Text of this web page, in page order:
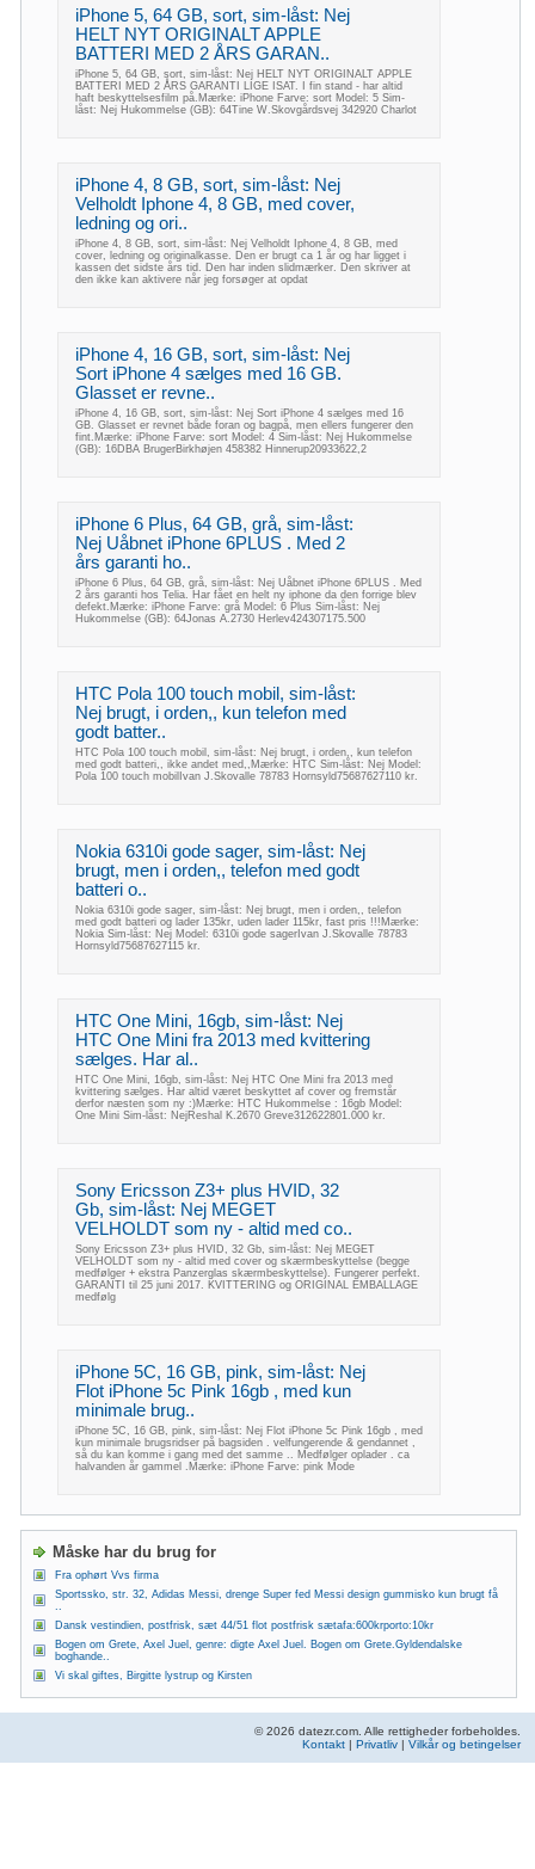
iPhone 5, 64 GB, sort, sim-låst: Nej
HELT NYT ORIGINALT APPLE
BATTERI MED 2 ÅRS GARAN..
iPhone 5, 64 GB, sort, sim-låst: Nej HELT NYT ORIGINALT APPLE
BATTERI MED 2 ÅRS GARANTI LIGE ISAT. I fin stand - har altid
haft beskyttelsesfilm på.Mærke: iPhone Farve: sort Model: 5 Sim-
låst: Nej Hukommelse (GB): 64Tine W.Skovgårdsvej 342920 Charlot
iPhone 4, 8 GB, sort, sim-låst: Nej
Velholdt Iphone 4, 8 GB, med cover,
ledning og ori..
iPhone 4, 8 GB, sort, sim-låst: Nej Velholdt Iphone 4, 8 GB, med
cover, ledning og originalkasse. Den er brugt ca 1 år og har ligget i
kassen det sidste års tid. Den har inden slidmærker. Den skriver at
den ikke kan aktivere når jeg forsøger at opdat
iPhone 4, 16 GB, sort, sim-låst: Nej
Sort iPhone 4 sælges med 16 GB.
Glasset er revne..
iPhone 4, 16 GB, sort, sim-låst: Nej Sort iPhone 4 sælges med 16
GB. Glasset er revnet både foran og bagpå, men ellers fungerer den
fint.Mærke: iPhone Farve: sort Model: 4 Sim-låst: Nej Hukommelse
(GB): 16DBA BrugerBirkhøjen 458382 Hinnerup20933622,2
iPhone 6 Plus, 64 GB, grå, sim-låst:
Nej Uåbnet iPhone 6PLUS . Med 2
års garanti ho..
iPhone 6 Plus, 64 GB, grå, sim-låst: Nej Uåbnet iPhone 6PLUS . Med
2 års garanti hos Telia. Har fået en helt ny iphone da den forrige blev
defekt.Mærke: iPhone Farve: grå Model: 6 Plus Sim-låst: Nej
Hukommelse (GB): 64Jonas A.2730 Herlev424307175.500
HTC Pola 100 touch mobil, sim-låst:
Nej brugt, i orden,, kun telefon med
godt batter..
HTC Pola 100 touch mobil, sim-låst: Nej brugt, i orden,, kun telefon
med godt batteri,, ikke andet med,,Mærke: HTC Sim-låst: Nej Model:
Pola 100 touch mobilIvan J.Skovalle 78783 Hornsyld75687627110 kr.
Nokia 6310i gode sager, sim-låst: Nej
brugt, men i orden,, telefon med godt
batteri o..
Nokia 6310i gode sager, sim-låst: Nej brugt, men i orden,, telefon
med godt batteri og lader 135kr, uden lader 115kr, fast pris !!!Mærke:
Nokia Sim-låst: Nej Model: 6310i gode sagerIvan J.Skovalle 78783
Hornsyld75687627115 kr.
HTC One Mini, 16gb, sim-låst: Nej
HTC One Mini fra 2013 med kvittering
sælges. Har al..
HTC One Mini, 16gb, sim-låst: Nej HTC One Mini fra 2013 med
kvittering sælges. Har altid været beskyttet af cover og fremstår
derfor næsten som ny :)Mærke: HTC Hukommelse : 16gb Model:
One Mini Sim-låst: NejReshal K.2670 Greve312622801.000 kr.
Sony Ericsson Z3+ plus HVID, 32
Gb, sim-låst: Nej MEGET
VELHOLDT som ny - altid med co..
Sony Ericsson Z3+ plus HVID, 32 Gb, sim-låst: Nej MEGET
VELHOLDT som ny - altid med cover og skærmbeskyttelse (begge
medfølger + ekstra Panzerglas skærmbeskyttelse). Fungerer perfekt.
GARANTI til 25 juni 2017. KVITTERING og ORIGINAL EMBALLAGE
medfølg
iPhone 5C, 16 GB, pink, sim-låst: Nej
Flot iPhone 5c Pink 16gb , med kun
minimale brug..
iPhone 5C, 16 GB, pink, sim-låst: Nej Flot iPhone 5c Pink 16gb , med
kun minimale brugsridser på bagsiden . velfungerende & gendannet ,
så du kan komme i gang med det samme .. Medfølger oplader . ca
halvanden år gammel .Mærke: iPhone Farve: pink Mode
Måske har du brug for
Fra ophørt Vvs firma
Sportssko, str. 32, Adidas Messi, drenge Super fed Messi design gummisko kun brugt få
..
Dansk vestindien, postfrisk, sæt 44/51 flot postfrisk sætafa:600krporto:10kr
Bogen om Grete, Axel Juel, genre: digte Axel Juel. Bogen om Grete.Gyldendalske
boghande..
Vi skal giftes, Birgitte lystrup og Kirsten
© 2026 datezr.com. Alle rettigheder forbeholdes.
Kontakt | Privatliv | Vilkår og betingelser